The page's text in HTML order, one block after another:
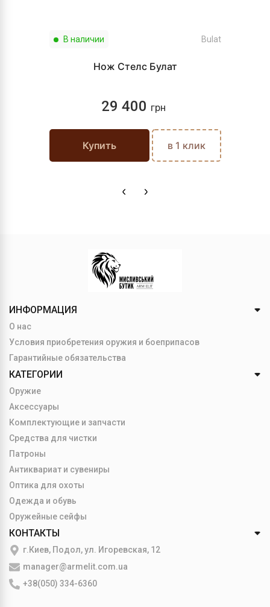
В наличии Bulat
Нож Стелс Булат
29 400 грн
Купить в 1 клик
ИНФОРМАЦИЯ
О нас
Условия приобретения оружия и боеприпасов
Гарантийные обязательства
КАТЕГОРИИ
Оружие
Аксессуары
Комплектующие и запчасти
Средства для чистки
Патроны
Антиквариат и сувениры
Оптика для охоты
Одежда и обувь
Оружейные сейфы
КОНТАКТЫ
г.Киев, Подол, ул. Игоревская, 12
manager@armelit.com.ua
+38(050) 334-6360